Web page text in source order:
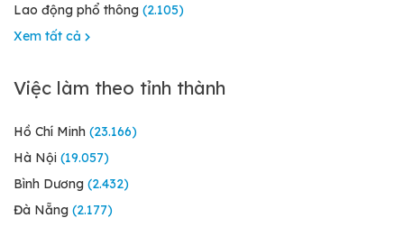
Lao động phổ thông (2.105)
Xem tất cả
Việc làm theo tỉnh thành
Hồ Chí Minh (23.166)
Hà Nội (19.057)
Bình Dương (2.432)
Đà Nẵng (2.177)